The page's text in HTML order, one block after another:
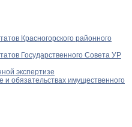
Красногорского районного
Государственного Совета УР
экспертизе
обязательствах имущественного